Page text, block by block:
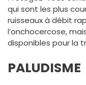
qui sont les plus
ruisseaux à débit
l’onchocercose,
disponibles pour la
PALUDISME